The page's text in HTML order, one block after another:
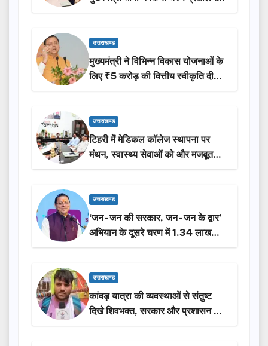
उत्तराखण्ड
मुख्यमंत्री ने विभिन्न विकास योजनाओं के
लिए ₹5 करोड़ की वित्तीय स्वीकृति दी…
उत्तराखण्ड
टिहरी में मेडिकल कॉलेज स्थापना पर
मंथन, स्वास्थ्य सेवाओं को और मजबूत
करेगी सरकार: मुख्यमंत्री धामी…
उत्तराखण्ड
‘जन-जन की सरकार, जन-जन के द्वार’
अभियान के दूसरे चरण में 1.34 लाख
लोगों की भागीदारी…
उत्तराखण्ड
कांवड़ यात्रा की व्यवस्थाओं से संतुष्ट
दिखे शिवभक्त, सरकार और प्रशासन की
सराहना…